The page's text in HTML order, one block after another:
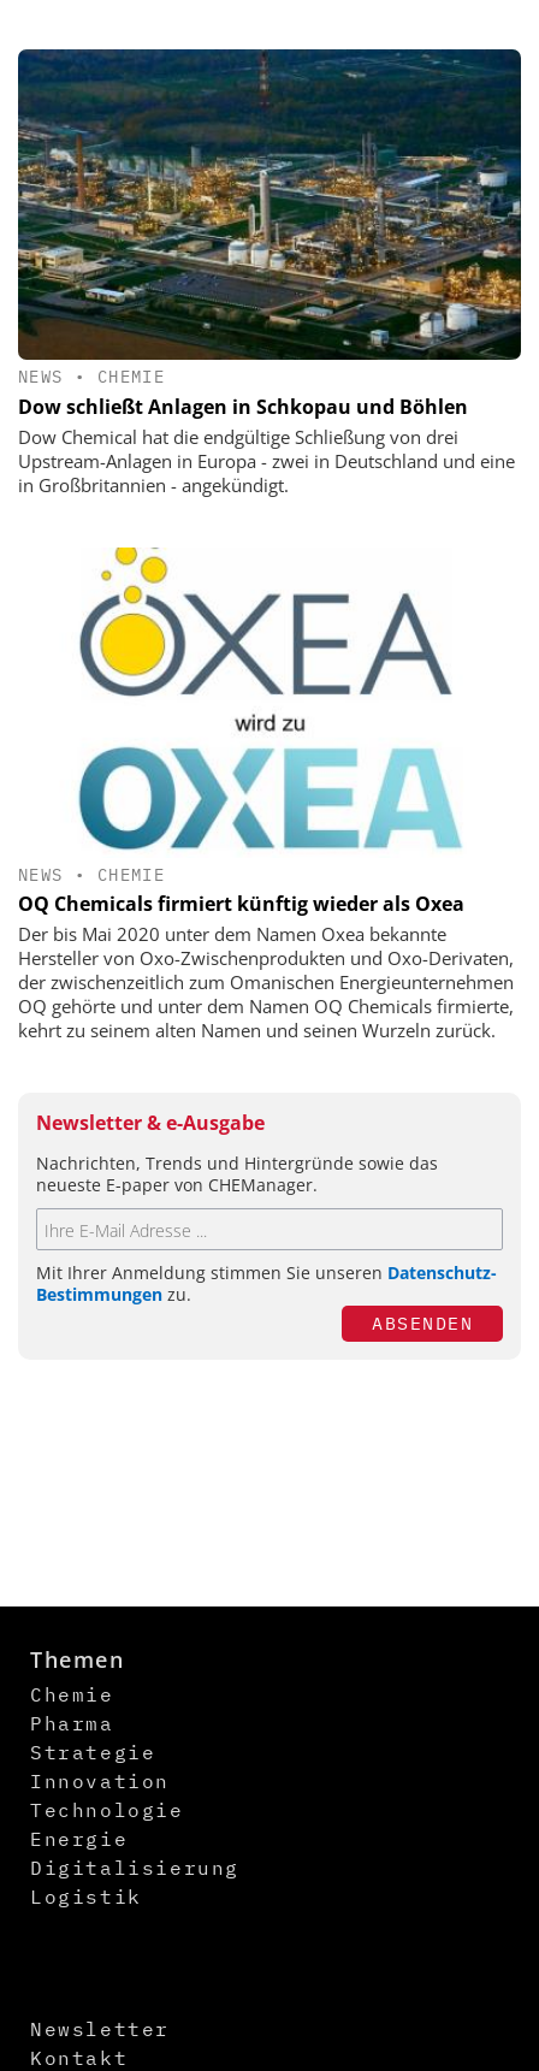
NEWS • CHEMIE
Dow schließt Anlagen in Schkopau und Böhlen
Dow Chemical hat die endgültige Schließung von drei
Upstream-Anlagen in Europa - zwei in Deutschland und eine
in Großbritannien - angekündigt.
NEWS • CHEMIE
OQ Chemicals firmiert künftig wieder als Oxea
Der bis Mai 2020 unter dem Namen Oxea bekannte
Hersteller von Oxo-Zwischenprodukten und Oxo-Derivaten,
der zwischenzeitlich zum Omanischen Energieunternehmen
OQ gehörte und unter dem Namen OQ Chemicals firmierte,
kehrt zu seinem alten Namen und seinen Wurzeln zurück.
Newsletter & e-Ausgabe
Nachrichten, Trends und Hintergründe sowie das
neueste E-paper von CHEManager.
Mit Ihrer Anmeldung stimmen Sie unseren Datenschutz-
Bestimmungen zu.
ABSENDEN
Themen
Chemie
Pharma
Strategie
Innovation
Technologie
Energie
Digitalisierung
Logistik
Newsletter
Kontakt